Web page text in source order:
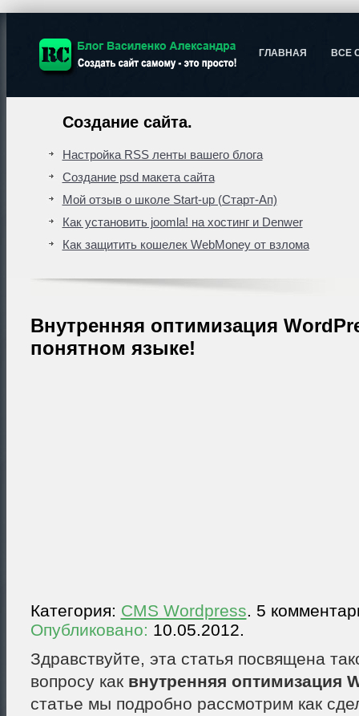
ВСЕ
ГЛАВНАЯ
Создание сайта.
Настройка RSS ленты вашего блога
Создание psd макета сайта
Мой отзыв о школе Start-up (Старт-Ап)
Как установить joomla! на хостинг и Denwer
Как защитить кошелек WebMoney от взлома
Внутренняя оптимизация
понятном языке!
Категория: CMS Wordpress. 5
Опубликовано: 10.05.2012.
Здравствуйте, эта статья посвящена
вопросу как внутренняя оптимизация
статье мы подробно рассмотрим как